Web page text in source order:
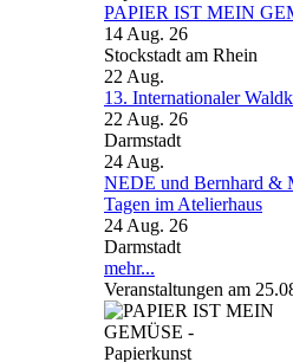
PAPIER IST MEIN
14 Aug. 26
Stockstadt am Rhein
22 Aug.
13. Internationaler
22 Aug. 26
Darmstadt
24 Aug.
NEDE und Bernhard &
Tagen im Atelierhaus
24 Aug. 26
Darmstadt
mehr...
Veranstaltungen am